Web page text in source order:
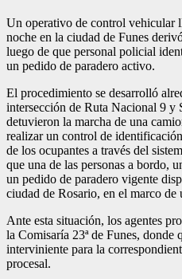
Un operativo de control vehicular
noche en la ciudad de Funes
luego de que personal policial
un pedido de paradero activo.
El procedimiento se desarrolló
intersección de Ruta Nacional 9 y
detuvieron la marcha de una
realizar un control de
de los ocupantes a través del
que una de las personas a bordo,
un pedido de paradero vigente
ciudad de Rosario, en el marco de
Ante esta situación, los agentes
la Comisaría 23ª de Funes,
interviniente para la
procesal.